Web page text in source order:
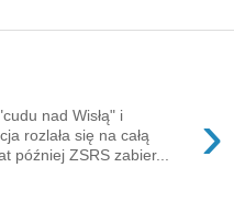
›
nad Wisłą" i
rozlała się na całą
później ZSRS zabier...